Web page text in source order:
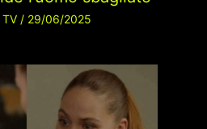
TV/ 29/06/2025